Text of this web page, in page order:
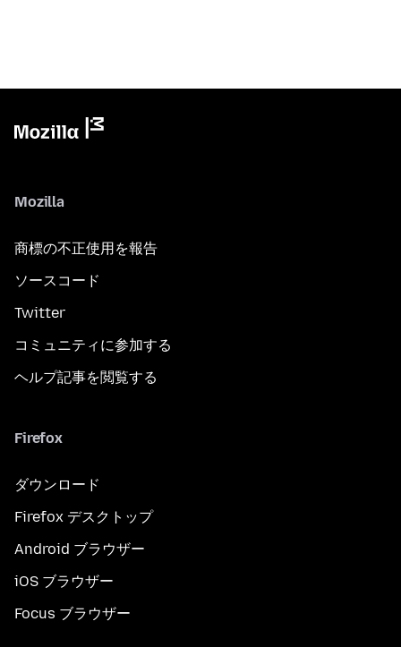
Mozilla
商標の不正使用を報告
ソースコード
Twitter
コミュニティに参加する
ヘルプ記事を閲覧する
Firefox
ダウンロード
Firefox デスクトップ
Android ブラウザー
iOS ブラウザー
Focus ブラウザー